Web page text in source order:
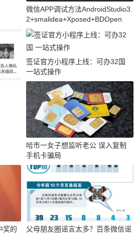
微信APP调试方法AndroidStudio3.
2+smalidea+Xposed+BDOpen
签证官方小程序上线：可办32国
一站式操作
哈市一女子想监听老公 误入复制
手机卡骗局
奖的
父母朋友圈谣言太多？百条微信谣